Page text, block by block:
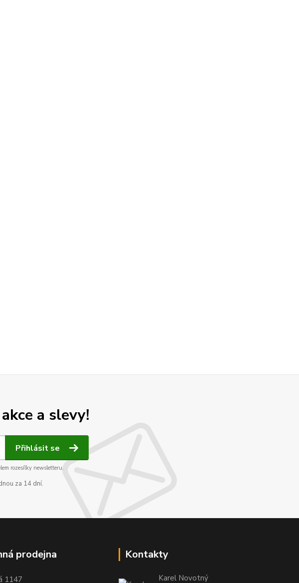
a slevy!
Přihlásit se
rozesílky newsletteru.
za 14 dní.
prodejna
1147
Kontakty
Karel Novotný